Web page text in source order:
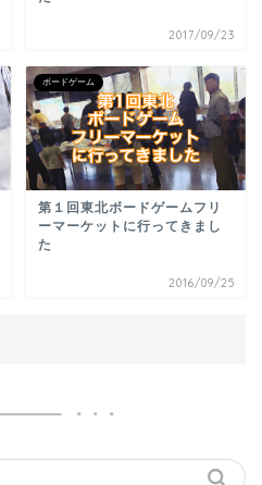
2017/09/23
ボードゲーム
第１回東北ボードゲームフリ
ーマーケットに行ってきまし
た
2016/09/25